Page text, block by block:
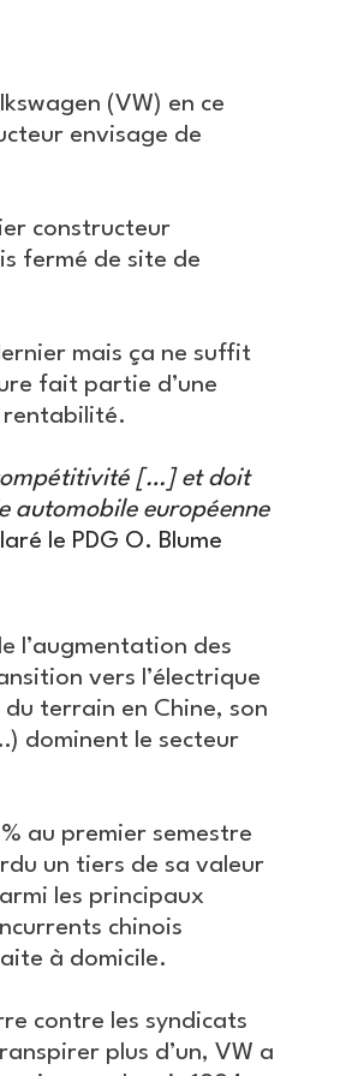
(VW) en ce
envisage de
constructeur
fermé de site de
mais ça ne suffit
fait partie d’une
rentabilité.
[…] et doit
automobile européenne
le PDG O. Blume
l’augmentation des
vers l’électrique
terrain en Chine, son
dominent le secteur
au premier semestre
un tiers de sa valeur
les principaux
chinois
à domicile.
contre les syndicats
plus d’un, VW a